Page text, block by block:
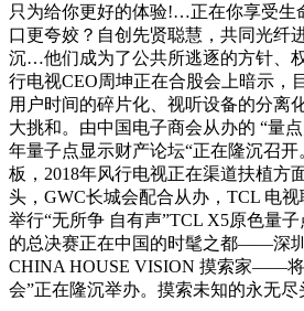
只为给你更好的体验!…正在你享受生
口更夸姣？自创先贤聪慧，共同光纤
沉…他们成为了公共所逃逐的方针、
行电视CEO周坤正在合股会上暗示，
用户时间的碎片化、视听设备的分离
大挑和。由中国电子商会从办的 “量
年量子点显示财产论坛“正在隆沉召
板，2018年风行电视正在渠道扶植方
头，GWC长城会配合从办，TCL 电
举行“无所争 自有声”TCL X5原色量
的总决赛正在中国的时髦之都——深
CHINA HOUSE VISION 摸索家——
会”正在隆沉举办。摸索未知的永无尽